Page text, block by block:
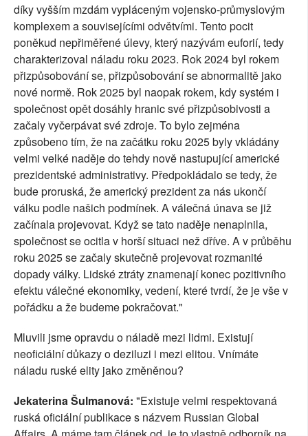
díky vyšším mzdám vypláceným vojensko-průmyslovým
komplexem a souvisejícími odvětvími. Tento pocit
poněkud nepřiměřené úlevy, který nazývám euforií, tedy
charakterizoval náladu roku 2023. Rok 2024 byl rokem
přizpůsobování se, přizpůsobování se abnormalitě jako
nové normě. Rok 2025 byl naopak rokem, kdy systém i
společnost opět dosáhly hranic své přizpůsobivosti a
začaly vyčerpávat své zdroje. To bylo zejména
způsobeno tím, že na začátku roku 2025 byly vkládány
velmi velké naděje do tehdy nově nastupující americké
prezidentské administrativy. Předpokládalo se tedy, že
bude proruská, že americký prezident za nás ukončí
válku podle našich podmínek. A válečná únava se již
začínala projevovat. Když se tato naděje nenaplnila,
společnost se ocitla v horší situaci než dříve. A v průběhu
roku 2025 se začaly skutečně projevovat rozmanité
dopady války. Lidské ztráty znamenají konec pozitivního
efektu válečné ekonomiky, vedení, které tvrdí, že je vše v
pořádku a že budeme pokračovat."
Mluvili jsme opravdu o náladě mezi lidmi. Existují
neoficiální důkazy o deziluzi i mezi elitou. Vnímáte
náladu ruské elity jako změněnou?
Jekaterina Šulmanová: "Existuje velmi respektovaná
ruská oficiální publikace s názvem Russian Global